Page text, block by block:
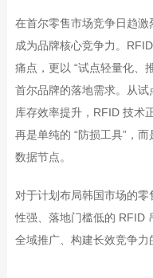
在首尔零售市场竞争日趋
成为品牌核心竞争力。 RFID
痛点，更以 “试点轻量化、
首尔品牌的落地需求。从
库存效率提升， RFID 技术
再是单纯的 “防损工具”，而
数据节点。
对于计划布局韩国市场的
性强、落地门槛低的 RFID
全域推广、构建长效竞争力